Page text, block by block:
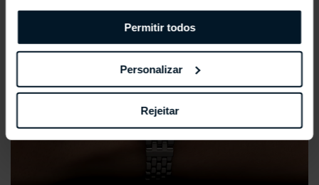
Permitir todos
Personalizar
Rejeitar